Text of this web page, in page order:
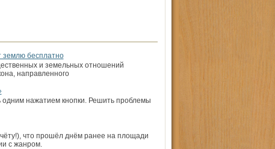
землю бесплатно
и земельных отношений
направленного
одним нажатием кнопки. Решить проблемы
что прошёл днём ранее на площади
с жанром.